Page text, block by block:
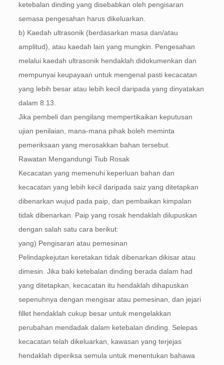
ketebalan dinding yang disebabkan oleh pengisaran
semasa pengesahan harus dikeluarkan.
b) Kaedah ultrasonik (berdasarkan masa dan/atau
amplitud), atau kaedah lain yang mungkin. Pengesahan
melalui kaedah ultrasonik hendaklah didokumenkan dan
mempunyai keupayaan untuk mengenal pasti kecacatan
yang lebih besar atau lebih kecil daripada yang dinyatakan
dalam 8.13.
Jika pembeli dan pengilang mempertikaikan keputusan
ujian penilaian, mana-mana pihak boleh meminta
pemeriksaan yang merosakkan bahan tersebut.
Rawatan Mengandungi Tiub Rosak
Kecacatan yang memenuhi keperluan bahan dan
kecacatan yang lebih kecil daripada saiz yang ditetapkan
dibenarkan wujud pada paip, dan pembaikan kimpalan
tidak dibenarkan. Paip yang rosak hendaklah dilupuskan
dengan salah satu cara berikut:
yang) Pengisaran atau pemesinan
Pelindapkejutan keretakan tidak dibenarkan dikisar atau
dimesin. Jika baki ketebalan dinding berada dalam had
yang ditetapkan, kecacatan itu hendaklah dihapuskan
sepenuhnya dengan mengisar atau pemesinan, dan jejari
fillet hendaklah cukup besar untuk mengelakkan
perubahan mendadak dalam ketebalan dinding. Selepas
kecacatan telah dikeluarkan, kawasan yang terjejas
hendaklah diperiksa semula untuk menentukan bahawa